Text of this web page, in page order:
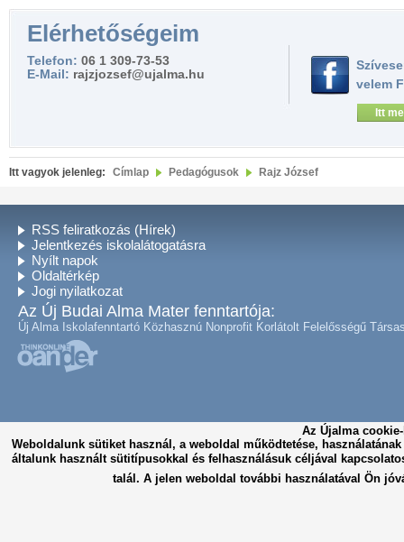
Elérhetőségeim
Telefon: 06 1 309-73-53
E-Mail: rajzjozsef@ujalma.hu
velem
Itt
Itt vagyok jelenleg: Címlap Pedagógusok Rajz József
RSS feliratkozás (Hírek)
Jelentkezés iskolalátogatásra
Nyílt napok
Oldaltérkép
Jogi nyilatkozat
Az Új Budai Alma Mater fenntartója:
Új Alma Iskolafenntartó Közhasznú Nonprofit Korlátolt Felelősségű
Weboldalunk sütiket használ, a weboldal működtetése,
általunk használt sütitípusokkal és felhasználásuk céljával
talál. A jelen weboldal további használatával Ön
Az Újalma